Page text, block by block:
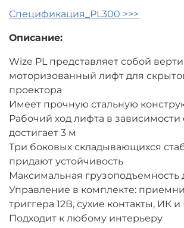
Спецификация_PL300 >>>
Описание:
Wize PL представляет собой
моторизованный лифт для
проектора
Имеет прочную стальную
Рабочий ход лифта в зависимости
достигает 3 м
Три боковых складывающихся
придают устойчивость
Максимальная грузоподъемность
Управление в комплекте:
триггера 12В, сухие контакты, ИК
Подходит к любому интерьеру